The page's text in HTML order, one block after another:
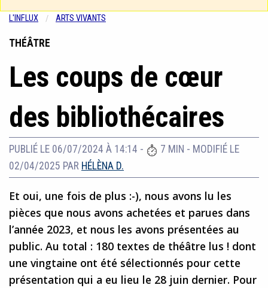
L'INFLUX ARTS VIVANTS
THÉÂTRE
Les coups de cœur
des bibliothécaires
PUBLIÉ LE 06/07/2024 À 14:14 - 7 MIN - MODIFIÉ LE
02/04/2025 PAR HÉLÈNA D.
Et oui, une fois de plus :-), nous avons lu les
pièces que nous avons achetées et parues dans
l’année 2023, et nous les avons présentées au
public. Au total : 180 textes de théâtre lus ! dont
une vingtaine ont été sélectionnés pour cette
présentation qui a eu lieu le 28 juin dernier. Pour